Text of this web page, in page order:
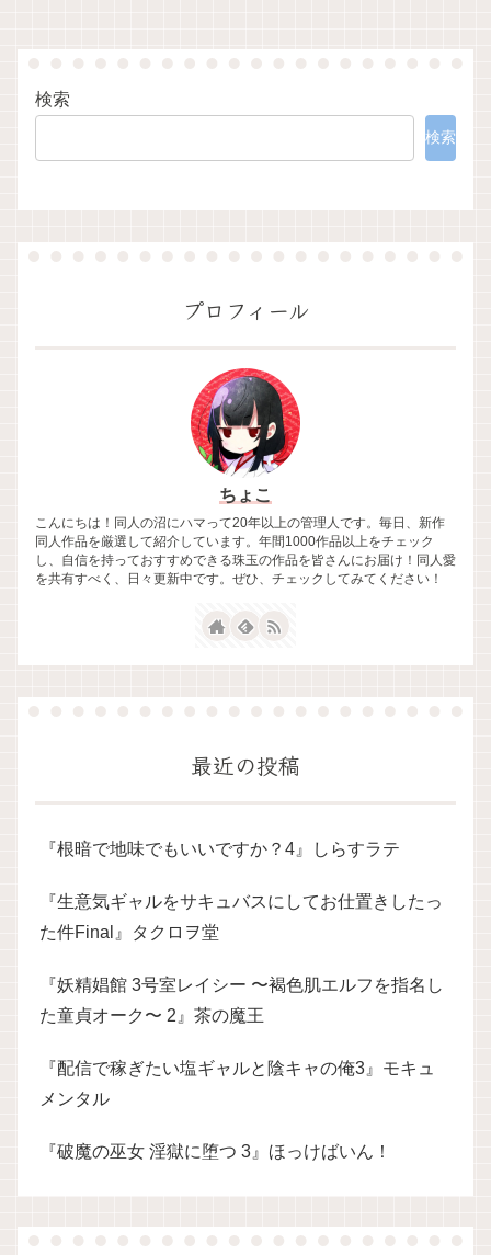
検索
検索
プロフィール
ちょこ
こんにちは！同人の沼にハマって20年以上の管理人です。毎日、新作
同人作品を厳選して紹介しています。年間1000作品以上をチェック
し、自信を持っておすすめできる珠玉の作品を皆さんにお届け！同人愛
を共有すべく、日々更新中です。ぜひ、チェックしてみてください！
最近の投稿
『根暗で地味でもいいですか？4』しらすラテ
『生意気ギャルをサキュバスにしてお仕置きしたっ
た件Final』タクロヲ堂
『妖精娼館 3号室レイシー 〜褐色肌エルフを指名し
た童貞オーク〜 2』茶の魔王
『配信で稼ぎたい塩ギャルと陰キャの俺3』モキュ
メンタル
『破魔の巫女 淫獄に堕つ 3』ほっけばいん！